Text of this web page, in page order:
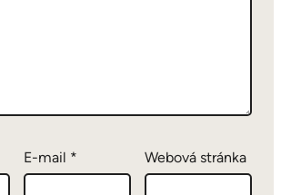
E-mail * Webová stránka